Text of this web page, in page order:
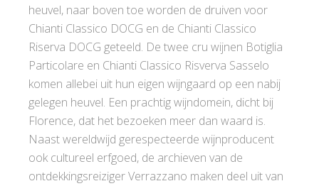
heuvel, naar boven toe worden de druiven voor
Chianti Classico DOCG en de Chianti Classico
Riserva DOCG geteeld. De twee cru wijnen Botiglia
Particolare en Chianti Classico Risverva Sasselo
komen allebei uit hun eigen wijngaard op een nabij
gelegen heuvel. Een prachtig wijndomein, dicht bij
Florence, dat het bezoeken meer dan waard is.
Naast wereldwijd gerespecteerde wijnproducent
ook cultureel erfgoed, de archieven van de
ontdekkingsreiziger Verrazzano maken deel uit van